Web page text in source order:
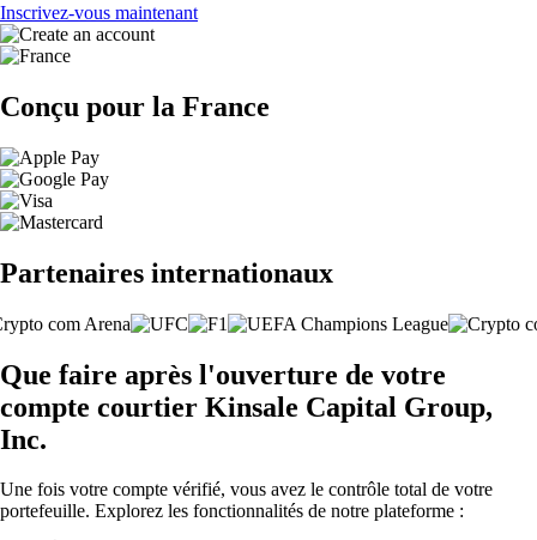
Inscrivez-vous maintenant
Conçu pour la France
Partenaires internationaux
Que faire après l'ouverture de votre
compte courtier Kinsale Capital Group,
Inc.
Une fois votre compte vérifié, vous avez le contrôle total de votre
portefeuille. Explorez les fonctionnalités de notre plateforme :